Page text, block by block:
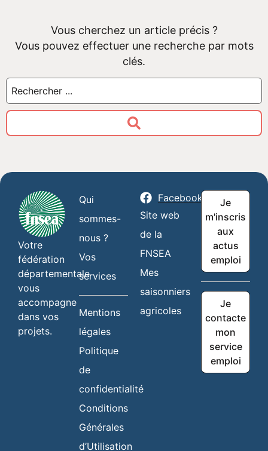
Vous cherchez un article précis ?
Vous pouvez effectuer une recherche par mots
clés.
Votre
fédération
départementale
vous
accompagne
dans vos
projets.
Qui
sommes-
nous ?
Vos
services
Mentions
légales
Politique
de
confidentialité
Conditions
Générales
d’Utilisation
Facebook
Site web
de la
FNSEA
Mes
saisonniers
agricoles
Je
m'inscris
aux
actus
emploi
Je
contacte
mon
service
emploi